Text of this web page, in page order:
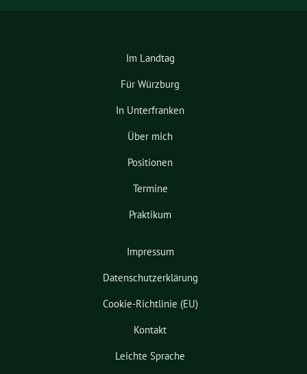
Im Landtag
Für Würzburg
In Unterfranken
Über mich
Positionen
Termine
Praktikum
Impressum
Datenschutzerklärung
Cookie-Richtlinie (EU)
Kontakt
Leichte Sprache